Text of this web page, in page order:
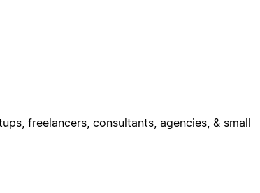
freelancers, consultants, agencies, & small